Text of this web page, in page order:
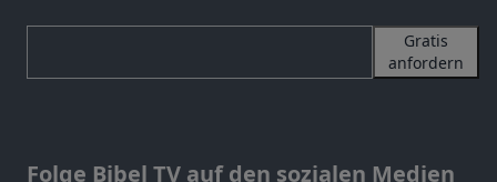
Gratis
anfordern
Folge Bibel TV auf den sozialen Medien